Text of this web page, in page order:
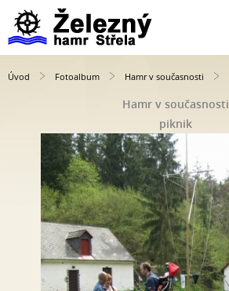
Úvod Fotoalbum Hamr v současnosti
Hamr v současnosti
piknik